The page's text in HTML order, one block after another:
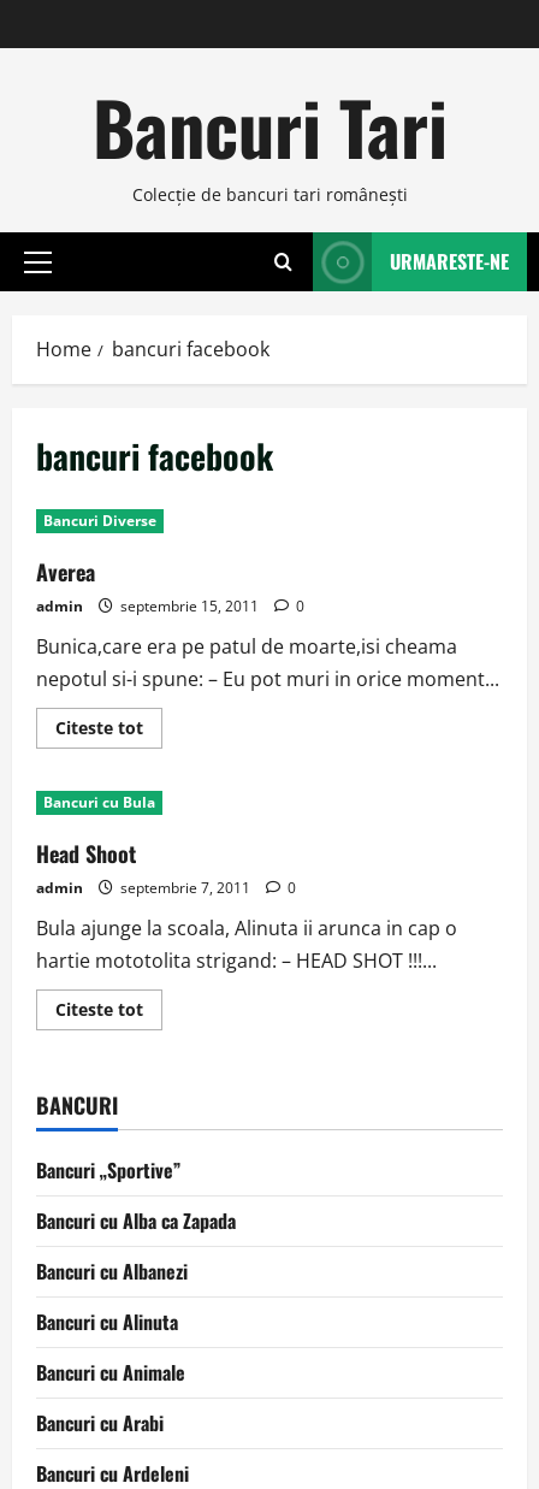
to
Bancuri Tari
Colecţie de bancuri tari româneşti
Primary
URMARESTE-NE
Home bancuri facebook
bancuri facebook
Bancuri Diverse
Averea
admin septembrie 15, 2011 0
Bunica,care era pe patul de moarte,isi cheama
nepotul si-i spune: – Eu pot muri in orice moment...
Citeste totRead
more
Bancuri cu Bula
Head Shoot
admin septembrie 7, 2011 0
Bula ajunge la scoala, Alinuta ii arunca in cap o
hartie mototolita strigand: – HEAD SHOT !!!...
Citeste totRead
more
BANCURI
Bancuri „Sportive”
Bancuri cu Alba ca Zapada
Bancuri cu Albanezi
Bancuri cu Alinuta
Bancuri cu Animale
Bancuri cu Arabi
Bancuri cu Ardeleni